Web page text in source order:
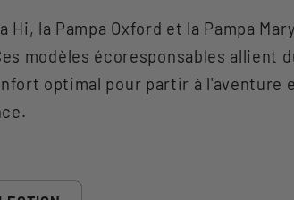
la Pampa Oxford et la Pampa
modèles écoresponsables allient
optimal pour partir à l'aventure